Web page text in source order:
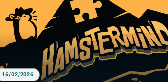
16/02/2026